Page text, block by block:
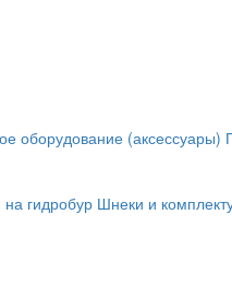
оборудование (аксессуары)
гидробур Шнеки и